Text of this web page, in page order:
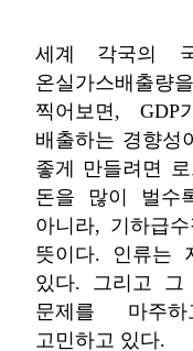
세계 각국의 국
온실가스배
찍어보면,
배출하는 경향성
좋게 만들려면
돈을 많이 벌수
아니라, 기하급
뜻이다. 인류는
있다. 그리고 그
문제를 마주
고민하고 있다.